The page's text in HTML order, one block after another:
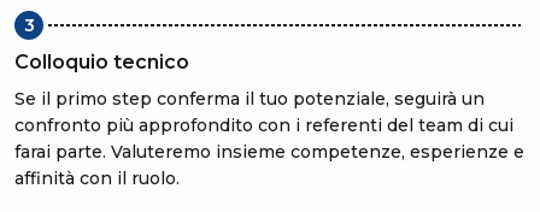
3
Colloquio tecnico
Se il primo step conferma il tuo potenziale, seguirà un
confronto più approfondito con i referenti del team di cui
farai parte. Valuteremo insieme competenze, esperienze e
affinità con il ruolo.